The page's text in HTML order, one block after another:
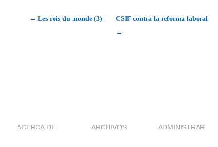
← Les rois du monde (3)
CSIF contra la reforma laboral
→
ACERCA DE ARCHIVOS ADMINISTRAR